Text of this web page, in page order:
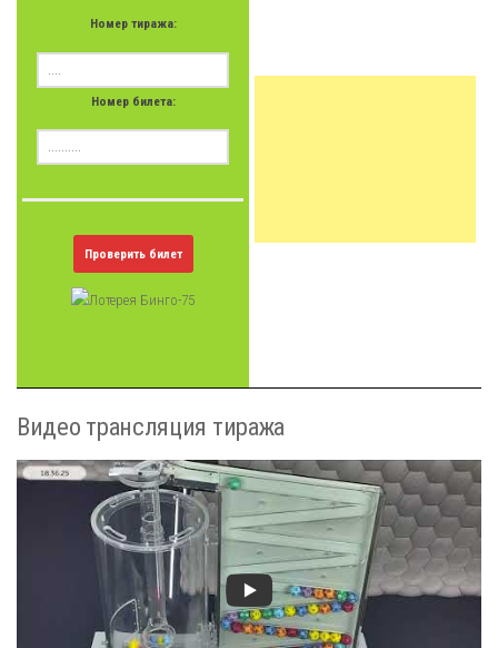
Номер тиража:
Номер билета:
Проверить билет
Видео трансляция тиража